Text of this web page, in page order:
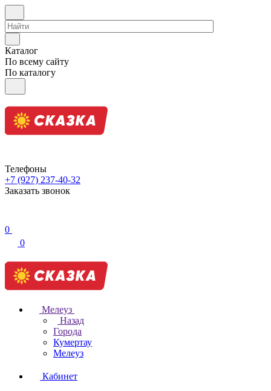
Каталог
По всему сайту
По каталогу
Телефоны
+7 (927) 237-40-32
Заказать звонок
0
0
Мелеуз
Назад
Города
Кумертау
Мелеуз
Кабинет